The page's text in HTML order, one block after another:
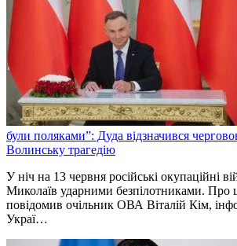
були поляками”: Дуда відзначився
Волинську трагедію
У ніч на 13 червня російські окупаційні
Миколаїв ударними безпілотниками. Про
повідомив очільник ОВА Віталій Кім,
Украї…